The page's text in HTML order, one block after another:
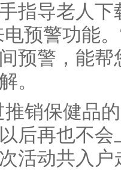
导老人下
预警功能
预警，能帮
。
销保健品的
后再也不
活动共入